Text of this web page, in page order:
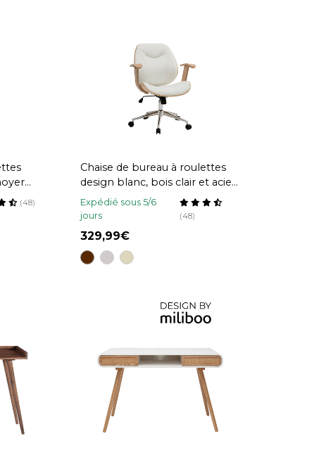
(48)
Chaise de bureau à roulettes
design blanc, bois clair et acier
chromé YORKE
Expédié sous 5/6
jours
(48)
329,99